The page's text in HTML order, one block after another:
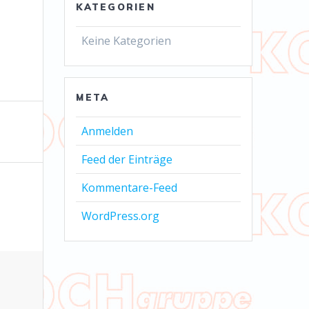
KATEGORIEN
Keine Kategorien
META
Anmelden
Feed der Einträge
Kommentare-Feed
WordPress.org